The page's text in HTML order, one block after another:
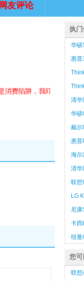
网友评论
费陷阱，我吓
执
华硕
惠普
清华
华硕
戴尔
惠普
海尔
清华
联想
LG
尼
卡西
纽曼
您
联想